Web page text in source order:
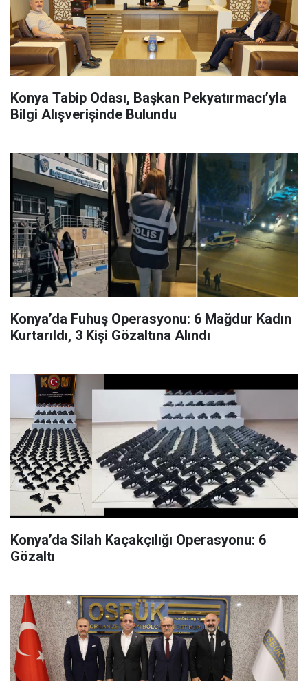
Konya Tabip Odası, Başkan Pekyatırmacı’yla
Bilgi Alışverişinde Bulundu
Konya’da Fuhuş Operasyonu: 6 Mağdur Kadın
Kurtarıldı, 3 Kişi Gözaltına Alındı
Konya’da Silah Kaçakçılığı Operasyonu: 6
Gözaltı